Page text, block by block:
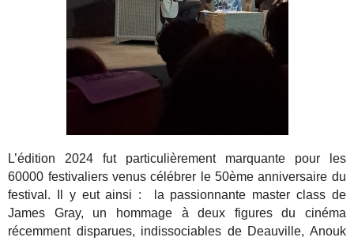
L’édition 2024 fut particulièrement marquante pour les
60000 festivaliers venus célébrer le 50ème anniversaire du
festival. Il y eut ainsi : la passionnante master class de
James Gray, un hommage à deux figures du cinéma
récemment disparues, indissociables de Deauville, Anouk